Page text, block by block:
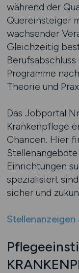
während der
Quereinsteiger
wachsender
Gleichzeitig
Programme
Theorie und
Das Jobportal
Krankenpflege
Chancen. Hier
Einrichtungen
spezialisiert
sicher und